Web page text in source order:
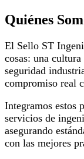
Quiénes
El Sello ST
cosas: una
seguridad
compromiso real
Integramos estos
servicios de
asegurando
con las mejores